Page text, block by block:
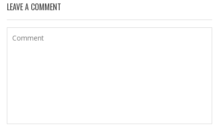
LEAVE A COMMENT